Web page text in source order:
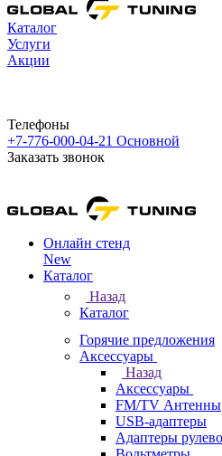
Каталог
Услуги
Акции
Телефоны
+7-776-000-04-21 Основной
Заказать звонок
Онлайн стенд
New
Каталог
Назад
Каталог
Горячие предложения
Аксессуары
Назад
Аксессуары
FM/TV Антенны
USB-адаптеры
Адаптеры